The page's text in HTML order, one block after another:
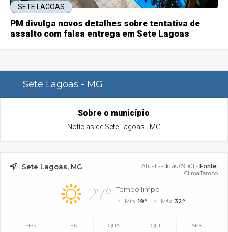
SETE LAGOAS
PM divulga novos detalhes sobre tentativa de
assalto com falsa entrega em Sete Lagoas
Sete Lagoas - MG
Sobre o município
Notícias de Sete Lagoas - MG
Sete Lagoas, MG Atualizado às 09h01 - Fonte:
ClimaTempo
27° Tempo limpo
Mín.19° Máx. 32°
SEG TER QUA QUI SEX